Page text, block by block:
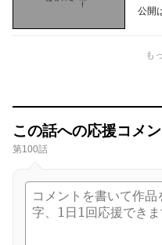
公開
も
この話への応援コメ
第100話